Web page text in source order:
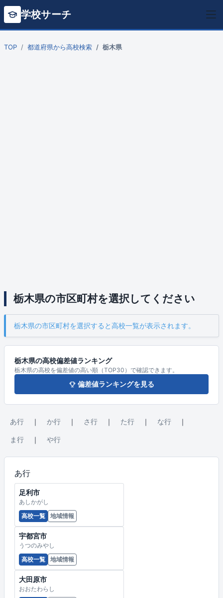
学校サーチ
TOP 都道府県から高校検索 栃木県
栃木県の市区町村を選択してください
栃木県の市区町村を選択すると高校一覧が表示されます。
栃木県の高校偏差値ランキング
栃木県の高校を偏差値の高い順（TOP30）で確認できます。
偏差値ランキングを見る
あ行 ｜ か行 ｜ さ行 ｜ た行 ｜ な行 ｜
ま行 ｜ や行
あ行
足利市
あしかがし
高校一覧
地域情報
宇都宮市
うつのみやし
高校一覧
地域情報
大田原市
おおたわらし